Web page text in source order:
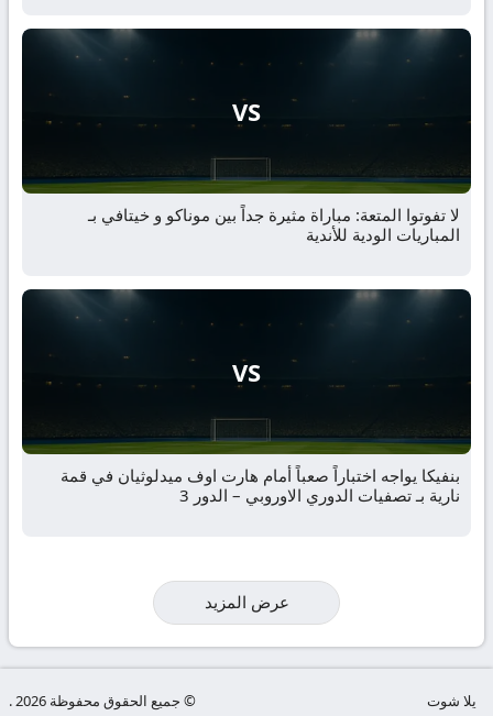
VS
لا تفوتوا المتعة: مباراة مثيرة جداً بين موناكو و خيتافي بـ
المباريات الودية للأندية
VS
بنفيكا يواجه اختباراً صعباً أمام هارت اوف ميدلوثيان في قمة
نارية بـ تصفيات الدوري الاوروبي – الدور 3
عرض المزيد
يلا شوت © جميع الحقوق محفوظة 2026 .